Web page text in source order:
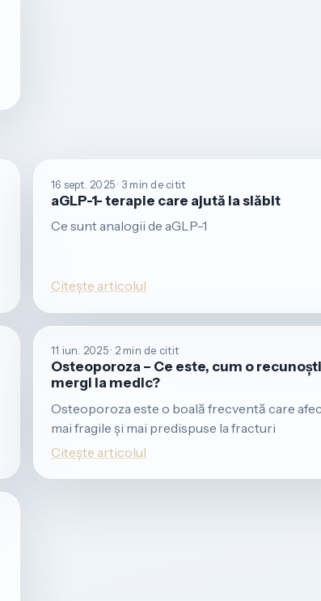
16 sept. 2025 · 3 min de citit
aGLP-1- terapie care ajută la slăbit
Ce sunt analogii de aGLP-1
Citește articolul
11 iun. 2025 · 2 min de citit
Osteoporoza – Ce este, cum o
mergi la medic?
Osteoporoza este o boală frecventă care
mai fragile și mai predispuse la fracturi
Citește articolul